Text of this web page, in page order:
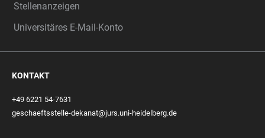
Stellenanzeigen
Universitäres E-Mail-Konto
KONTAKT
+49 6221 54-7631
geschaeftsstelle-dekanat@jurs.uni-heidelberg.de